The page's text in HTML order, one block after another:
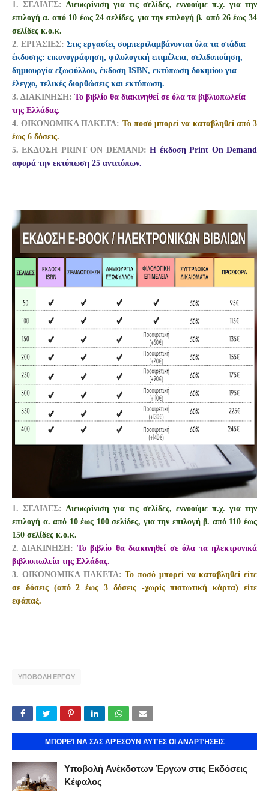
1. ΣΕΛΙΔΕΣ: Διευκρίνιση για τις σελίδες, εννοούμε π.χ. για την
επιλογή α. από 10 έως 24 σελίδες, για την επιλογή β. από 26 έως 34
σελίδες κ.ο.κ.
2. ΕΡΓΑΣΙΕΣ: Στις εργασίες συμπεριλαμβάνονται όλα τα στάδια
έκδοσης: εικονογράφηση, φιλολογική επιμέλεια, σελιδοποίηση,
δημιουργία εξωφύλλου, έκδοση ISBN, εκτύπωση δοκιμίου για
έλεγχο, τελικές διορθώσεις και εκτύπωση.
3. ΔΙΑΚΙΝΗΣΗ: Το βιβλίο θα διακινηθεί σε όλα τα βιβλιοπωλεία
της Ελλάδας.
4.ΟΙΚΟΝΟΜΙΚΑ ΠΑΚΕΤΑ: Το ποσό μπορεί να καταβληθεί από 3
έως 6 δόσεις.
5. ΕΚΔΟΣΗ PRINT ON DEMAND:Η έκδοση Print On Demand
αφορά την εκτύπωση 25 αντιτύπων.
1. ΣΕΛΙΔΕΣ: Διευκρίνιση για τις σελίδες, εννοούμε π.χ. για την
επιλογή α. από 10 έως 100 σελίδες, για την επιλογή β. από 110 έως
150 σελίδες κ.ο.κ.
2. ΔΙΑΚΙΝΗΣΗ: Το βιβλίο θα διακινηθεί σε όλα τα ηλεκτρονικά
βιβλιοπωλεία της Ελλάδας.
3. ΟΙΚΟΝΟΜΙΚΑ ΠΑΚΕΤΑ:Το ποσό μπορεί να καταβληθεί είτε
σε δόσεις (από 2 έως 3 δόσεις -χωρίς πιστωτική κάρτα) είτε
εφάπαξ.
ΥΠΟΒΟΛΗ ΕΡΓΟΥ
ΜΠΟΡΕΊ ΝΑ ΣΑΣ ΑΡΈΣΟΥΝ ΑΥΤΈΣ ΟΙ ΑΝΑΡΤΉΣΕΙΣ
Υποβολή Ανέκδοτων Έργων στις Εκδόσεις
Κέφαλος